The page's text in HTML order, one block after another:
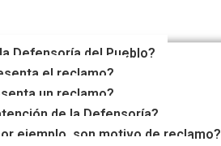
Defensoría del Pueblo?
el reclamo?
un reclamo?
de la Defensoría?
ejemplo, son motivo de reclamo?